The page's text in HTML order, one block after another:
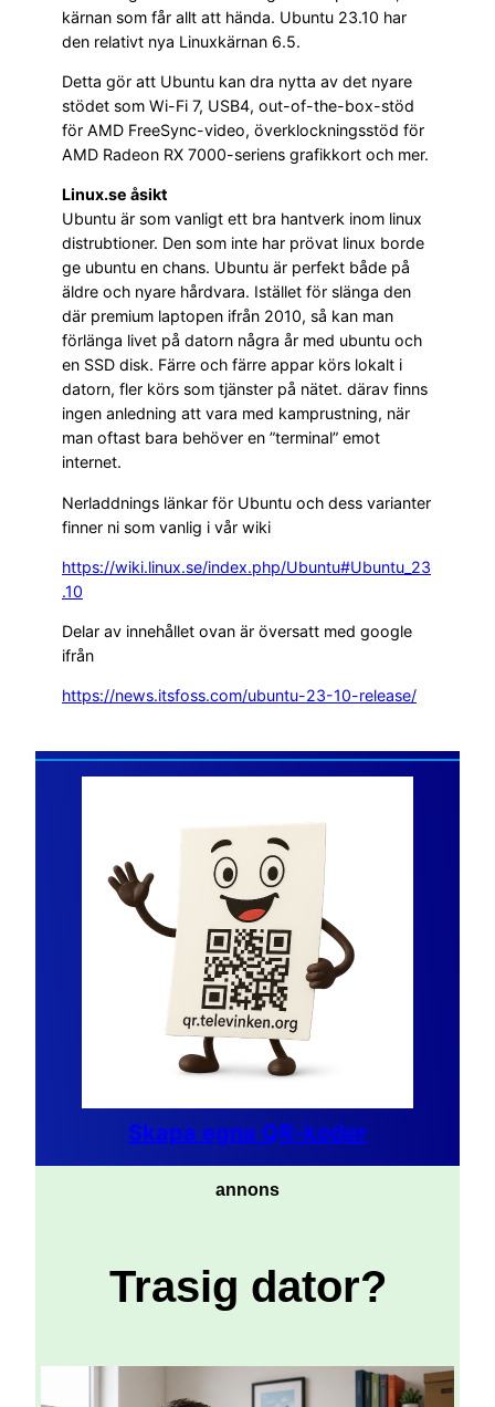
kärnan som får allt att hända. Ubuntu 23.10 har
den relativt nya Linuxkärnan 6.5.
Detta gör att Ubuntu kan dra nytta av det nyare
stödet som Wi-Fi 7, USB4, out-of-the-box-stöd
för AMD FreeSync-video, överklockningsstöd för
AMD Radeon RX 7000-seriens grafikkort och mer.
Linux.se åsikt
Ubuntu är som vanligt ett bra hantverk inom linux
distrubtioner. Den som inte har prövat linux borde
ge ubuntu en chans. Ubuntu är perfekt både på
äldre och nyare hårdvara. Istället för slänga den
där premium laptopen ifrån 2010, så kan man
förlänga livet på datorn några år med ubuntu och
en SSD disk. Färre och färre appar körs lokalt i
datorn, fler körs som tjänster på nätet. därav finns
ingen anledning att vara med kamprustning, när
man oftast bara behöver en ”terminal” emot
internet.
Nerladdnings länkar för Ubuntu och dess varianter
finner ni som vanlig i vår wiki
https://wiki.linux.se/index.php/Ubuntu#Ubuntu_23
.10
Delar av innehållet ovan är översatt med google
ifrån
https://news.itsfoss.com/ubuntu-23-10-release/
Skapa egna QR-koder
annons
Trasig dator?